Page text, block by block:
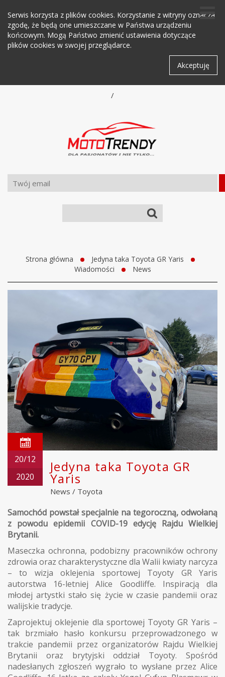
Serwis korzysta z plików cookies. Korzystanie z witryny oznacza
zgodę, że będą one umieszczane w Państwa urządzeniu
końcowym. Mogą Państwo zmienić ustawienia dotyczące
plików cookies w swojej przeglądarce.
Akceptuję
/
Strona główna
Jedyna taka Toyota GR Yaris
Wiadomości
News
20/12
2020
Jedyna taka Toyota GR
Yaris
News / Toyota
Samochód powstał specjalnie na tegoroczną, odwołaną
z powodu epidemii COVID-19 edycję Rajdu Wielkiej
Brytanii.
Maseczka ochronna, podobizny pracowników ochrony
zdrowia oraz charakterystyczne dla Walii kwiaty narcyza
– to wizja oklejenia sportowej Toyoty GR Yaris
autorstwa 16-letniej Alice Goodliffe. Inspiracją dla
młodej artystki stało się życie w czasie pandemii oraz
walijskie tradycje.
Zaprojektuj oklejenie dla sportowej Toyoty GR Yaris –
tak brzmiało hasło konkursu przeprowadzonego w
trakcie pandemii przez organizatorów Rajdu Wielkiej
Brytanii oraz brytyjski oddział Toyoty. Spośród
nadesłanych zgłoszeń wygrało to wysłane przez Alice